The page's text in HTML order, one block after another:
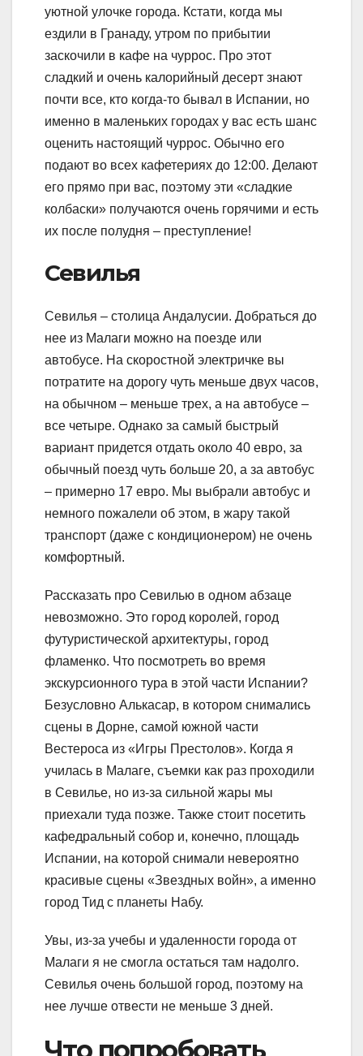
уютной улочке города. Кстати, когда мы
ездили в Гранаду, утром по прибытии
заскочили в кафе на чуррос. Про этот
сладкий и очень калорийный десерт знают
почти все, кто когда-то бывал в Испании, но
именно в маленьких городах у вас есть шанс
оценить настоящий чуррос. Обычно его
подают во всех кафетериях до 12:00. Делают
его прямо при вас, поэтому эти «сладкие
колбаски» получаются очень горячими и есть
их после полудня – преступление!
Севилья
Севилья – столица Андалусии. Добраться до
нее из Малаги можно на поезде или
автобусе. На скоростной электричке вы
потратите на дорогу чуть меньше двух часов,
на обычном – меньше трех, а на автобусе –
все четыре. Однако за самый быстрый
вариант придется отдать около 40 евро, за
обычный поезд чуть больше 20, а за автобус
– примерно 17 евро. Мы выбрали автобус и
немного пожалели об этом, в жару такой
транспорт (даже с кондиционером) не очень
комфортный.
Рассказать про Севилью в одном абзаце
невозможно. Это город королей, город
футуристической архитектуры, город
фламенко. Что посмотреть во время
экскурсионного тура в этой части Испании?
Безусловно Алькасар, в котором снимались
сцены в Дорне, самой южной части
Вестероса из «Игры Престолов». Когда я
училась в Малаге, съемки как раз проходили
в Севилье, но из-за сильной жары мы
приехали туда позже. Также стоит посетить
кафедральный собор и, конечно, площадь
Испании, на которой снимали невероятно
красивые сцены «Звездных войн», а именно
город Тид с планеты Набу.
Увы, из-за учебы и удаленности города от
Малаги я не смогла остаться там надолго.
Севилья очень большой город, поэтому на
нее лучше отвести не меньше 3 дней.